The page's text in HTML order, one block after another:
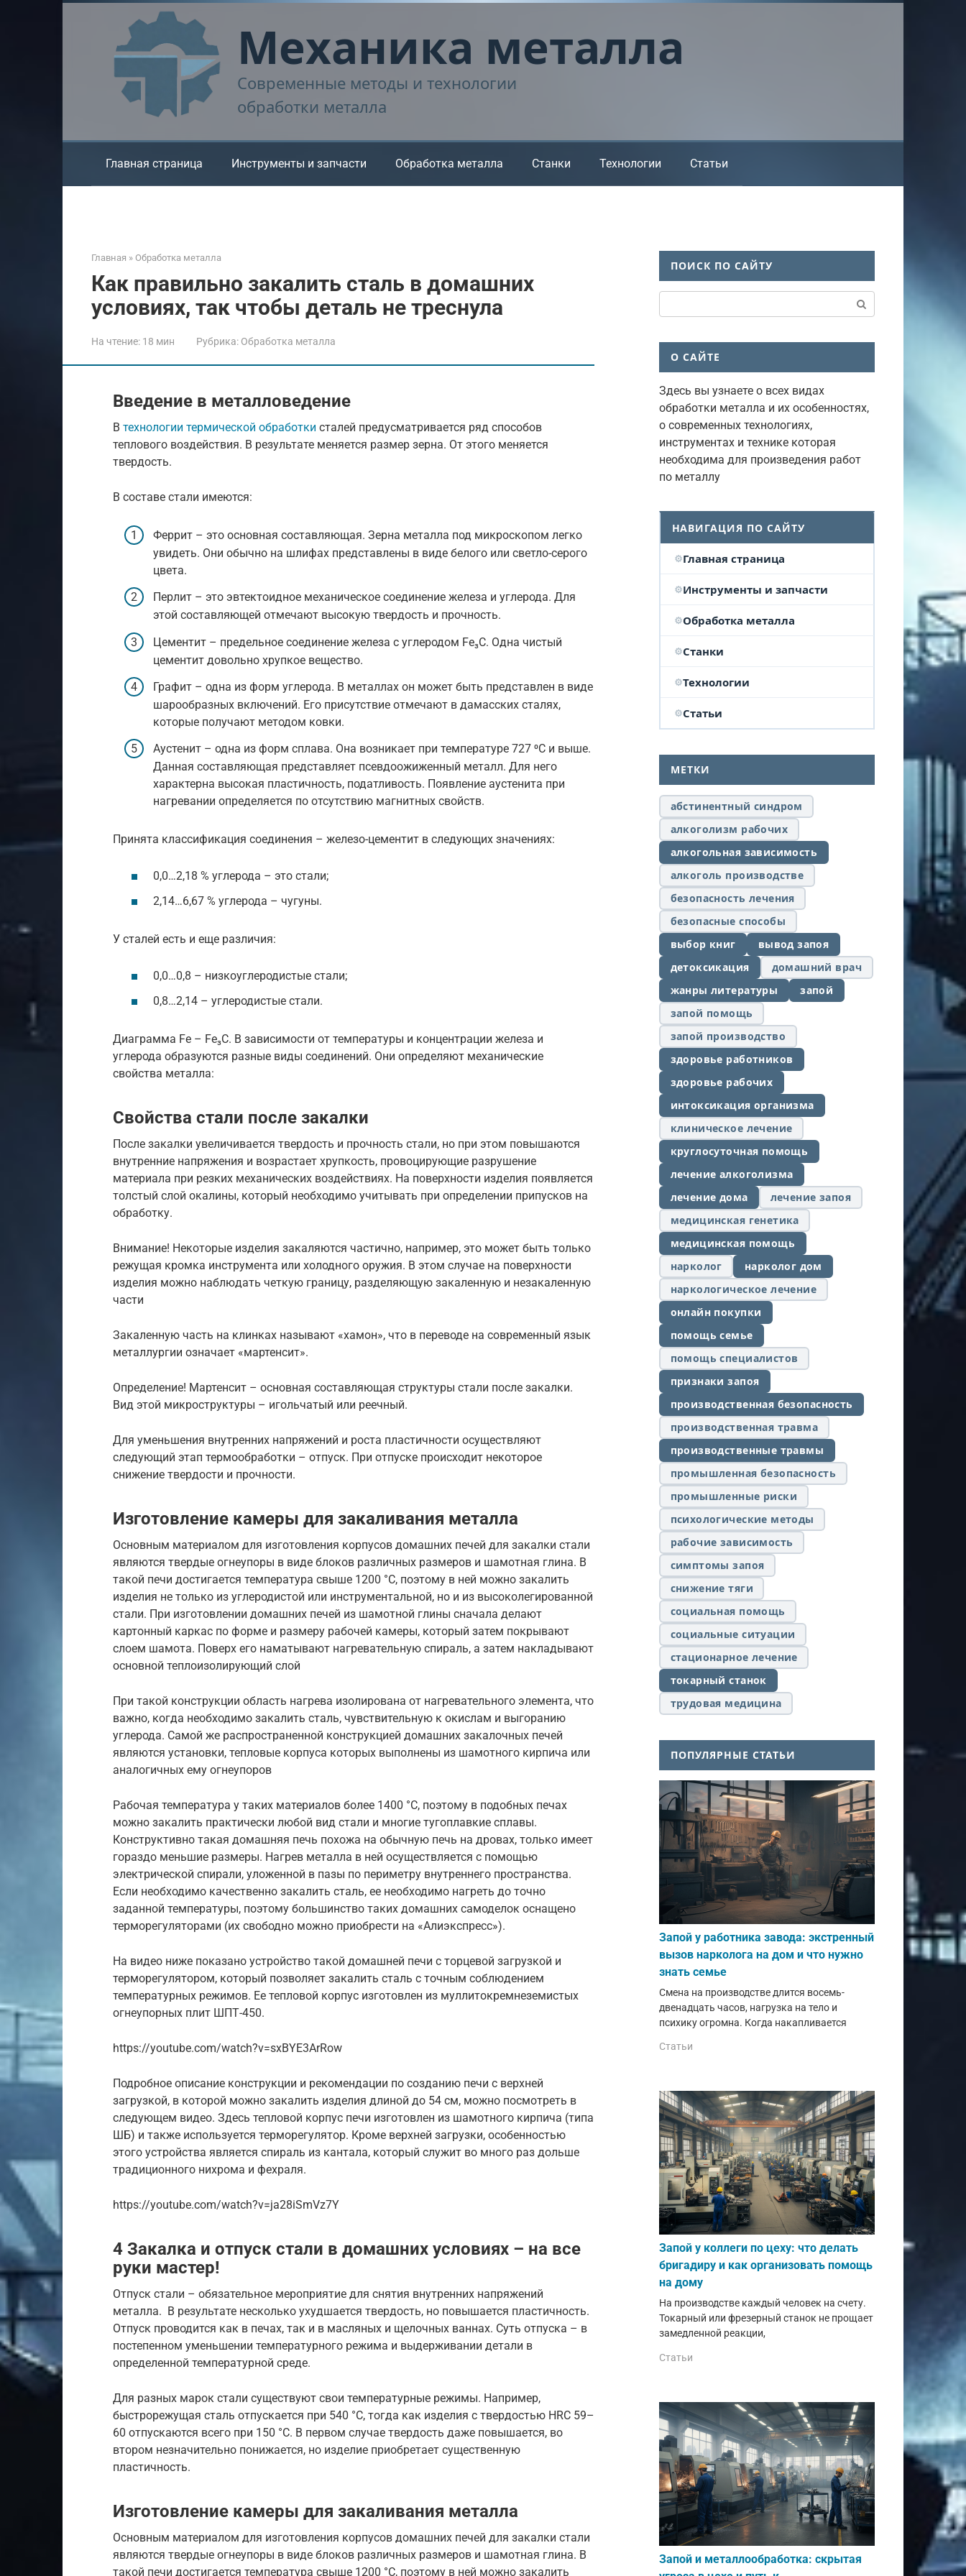
Механика металла
Современные методы и технологии
обработки металла
Главная страница Инструменты и запчасти Обработка металла Станки Технологии Статьи
Главная » Обработка металла
Как правильно закалить сталь в домашних
условиях, так чтобы деталь не треснула
На чтение: 18 мин Рубрика: Обработка металла
Введение в металловедение
В технологии термической обработки сталей предусматривается ряд способов
теплового воздействия. В результате меняется размер зерна. От этого меняется
твердость.
В составе стали имеются:
Феррит – это основная составляющая. Зерна металла под микроскопом легко
увидеть. Они обычно на шлифах представлены в виде белого или светло-серого
цвета.
Перлит – это эвтектоидное механическое соединение железа и углерода. Для
этой составляющей отмечают высокую твердость и прочность.
Цементит – предельное соединение железа с углеродом Fe₃C. Одна чистый
цементит довольно хрупкое вещество.
Графит – одна из форм углерода. В металлах он может быть представлен в виде
шарообразных включений. Его присутствие отмечают в дамасских сталях,
которые получают методом ковки.
Аустенит – одна из форм сплава. Она возникает при температуре 727 ⁰С и выше.
Данная составляющая представляет псевдоожиженный металл. Для него
характерна высокая пластичность, податливость. Появление аустенита при
нагревании определяется по отсутствию магнитных свойств.
Принята классификация соединения – железо-цементит в следующих значениях:
0,0…2,18 % углерода – это стали;
2,14…6,67 % углерода – чугуны.
У сталей есть и еще различия:
0,0…0,8 – низкоуглеродистые стали;
0,8…2,14 – углеродистые стали.
Диаграмма Fe – Fe₃C. В зависимости от температуры и концентрации железа и
углерода образуются разные виды соединений. Они определяют механические
свойства металла:
Свойства стали после закалки
После закалки увеличивается твердость и прочность стали, но при этом повышаются
внутренние напряжения и возрастает хрупкость, провоцирующие разрушение
материала при резких механических воздействиях. На поверхности изделия появляется
толстый слой окалины, который необходимо учитывать при определении припусков на
обработку.
Внимание! Некоторые изделия закаляются частично, например, это может быть только
режущая кромка инструмента или холодного оружия. В этом случае на поверхности
изделия можно наблюдать четкую границу, разделяющую закаленную и незакаленную
части
Закаленную часть на клинках называют «хамон», что в переводе на современный язык
металлургии означает «мартенсит».
Определение! Мартенсит – основная составляющая структуры стали после закалки.
Вид этой микроструктуры – игольчатый или реечный.
Для уменьшения внутренних напряжений и роста пластичности осуществляют
следующий этап термообработки – отпуск. При отпуске происходит некоторое
снижение твердости и прочности.
Изготовление камеры для закаливания металла
Основным материалом для изготовления корпусов домашних печей для закалки стали
являются твердые огнеупоры в виде блоков различных размеров и шамотная глина. В
такой печи достигается температура свыше 1200 °C, поэтому в ней можно закалить
изделия не только из углеродистой или инструментальной, но и из высоколегированной
стали. При изготовлении домашних печей из шамотной глины сначала делают
картонный каркас по форме и размеру рабочей камеры, который затем покрывают
слоем шамота. Поверх его наматывают нагревательную спираль, а затем накладывают
основной теплоизолирующий слой
При такой конструкции область нагрева изолирована от нагревательного элемента, что
важно, когда необходимо закалить сталь, чувствительную к окислам и выгоранию
углерода. Самой же распространенной конструкцией домашних закалочных печей
являются установки, тепловые корпуса которых выполнены из шамотного кирпича или
аналогичных ему огнеупоров
Рабочая температура у таких материалов более 1400 °C, поэтому в подобных печах
можно закалить практически любой вид стали и многие тугоплавкие сплавы.
Конструктивно такая домашняя печь похожа на обычную печь на дровах, только имеет
гораздо меньшие размеры. Нагрев металла в ней осуществляется с помощью
электрической спирали, уложенной в пазы по периметру внутреннего пространства.
Если необходимо качественно закалить сталь, ее необходимо нагреть до точно
заданной температуры, поэтому большинство таких домашних самоделок оснащено
терморегуляторами (их свободно можно приобрести на «Алиэкспресс»).
На видео ниже показано устройство такой домашней печи с торцевой загрузкой и
терморегулятором, который позволяет закалить сталь с точным соблюдением
температурных режимов. Ее тепловой корпус изготовлен из муллитокремнеземистых
огнеупорных плит ШПТ-450.
https://youtube.com/watch?v=sxBYE3ArRow
Подробное описание конструкции и рекомендации по созданию печи с верхней
загрузкой, в которой можно закалить изделия длиной до 54 см, можно посмотреть в
следующем видео. Здесь тепловой корпус печи изготовлен из шамотного кирпича (типа
ШБ) и также используется терморегулятор. Кроме верхней загрузки, особенностью
этого устройства является спираль из кантала, который служит во много раз дольше
традиционного нихрома и фехраля.
https://youtube.com/watch?v=ja28iSmVz7Y
4 Закалка и отпуск стали в домашних условиях – на все
руки мастер!
Отпуск стали – обязательное мероприятие для снятия внутренних напряжений
металла. В результате несколько ухудшается твердость, но повышается пластичность.
Отпуск проводится как в печах, так и в масляных и щелочных ваннах. Суть отпуска – в
постепенном уменьшении температурного режима и выдерживании детали в
определенной температурной среде.
Для разных марок стали существуют свои температурные режимы. Например,
быстрорежущая сталь отпускается при 540 °С, тогда как изделия с твердостью HRC 59–
60 отпускаются всего при 150 °С. В первом случае твердость даже повышается, во
втором незначительно понижается, но изделие приобретает существенную
пластичность.
Изготовление камеры для закаливания металла
Основным материалом для изготовления корпусов домашних печей для закалки стали
являются твердые огнеупоры в виде блоков различных размеров и шамотная глина. В
такой печи достигается температура свыше 1200 °C, поэтому в ней можно закалить
ПОИСК ПО САЙТУ
О САЙТЕ
Здесь вы узнаете о всех видах
обработки металла и их особенностях,
о современных технологиях,
инструментах и технике которая
необходима для произведения работ
по металлу
НАВИГАЦИЯ ПО САЙТУ
Главная страница
Инструменты и запчасти
Обработка металла
Станки
Технологии
Статьи
МЕТКИ
абстинентный синдром
алкоголизм рабочих
алкогольная зависимость
алкоголь производстве
безопасность лечения
безопасные способы
выбор книг
вывод запоя
детоксикация
домашний врач
жанры литературы
запой
запой помощь
запой производство
здоровье работников
здоровье рабочих
интоксикация организма
клиническое лечение
круглосуточная помощь
лечение алкоголизма
лечение дома
лечение запоя
медицинская генетика
медицинская помощь
нарколог
нарколог дом
наркологическое лечение
онлайн покупки
помощь семье
помощь специалистов
признаки запоя
производственная безопасность
производственная травма
производственные травмы
промышленная безопасность
промышленные риски
психологические методы
рабочие зависимость
симптомы запоя
снижение тяги
социальная помощь
социальные ситуации
стационарное лечение
токарный станок
трудовая медицина
ПОПУЛЯРНЫЕ СТАТЬИ
Запой у работника завода: экстренный
вызов нарколога на дом и что нужно
знать семье
Смена на производстве длится восемь-
двенадцать часов, нагрузка на тело и
психику огромна. Когда накапливается
Статьи
Запой у коллеги по цеху: что делать
бригадиру и как организовать помощь
на дому
На производстве каждый человек на счету.
Токарный или фрезерный станок не прощает
замедленной реакции,
Статьи
Запой и металлообработка: скрытая